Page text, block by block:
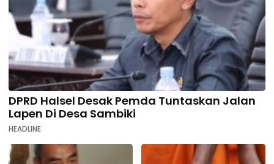
DPRD Halsel Desak Pemda Tuntaskan Jalan
Lapen Di Desa Sambiki
HEADLINE